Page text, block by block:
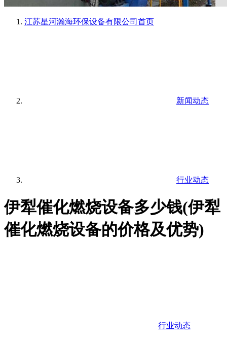
江苏星河瀚海环保设备有限公司 首页
新闻动态
行业动态
伊犁催化燃烧设备多少钱(伊犁
催化燃烧设备的价格及优势)
行业动态